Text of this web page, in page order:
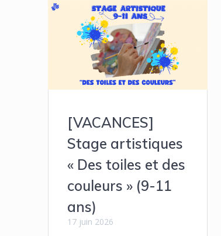
[VACANCES]
Stage artistiques
« Des toiles et des
couleurs » (9-11
ans)
17 juin 2026